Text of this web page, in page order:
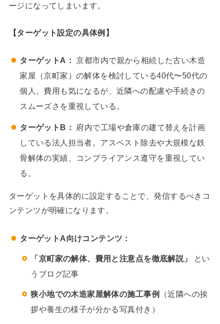
ージになってしまいます。
【ターゲット設定の具体例】
ターゲットA： 京都市内で親から相続した古い木造
家屋（京町家）の解体を検討している40代〜50代の
個人。費用も気になるが、近隣への配慮や手続きの
スムーズさを重視している。
ターゲットB：
府内で工場や倉庫の建て替えを計画
している法人担当者。アスベスト除去や大規模な鉄
骨解体の実績、コンプライアンス遵守を重視してい
る。
ターゲットを具体的に設定することで、発信するべきコ
ンテンツが明確になります。
ターゲットA向けコンテンツ：
「京町家の解体、費用と注意点を徹底解説」
とい
うブログ記事
狭小地での木造家屋解体の施工事例
（近隣への挨
拶や養生の様子が分かる写真付き）